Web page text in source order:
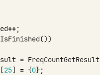
++;
())
= FreqCountGetResult
[25] = {0};